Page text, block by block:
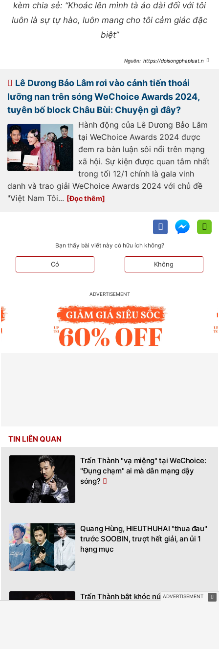
kèm chia sẻ: “Khoác lên mình tà áo dài đối với tôi
luôn là sự tự hào, luôn mang cho tôi cảm giác đặc
biệt”
https://doisongphapluat.ngu
cup-moi-tay-le-duong-bao-lam-
giai-quyet-khung-hoang-con-tran-
Lê Dương Bảo Lâm rơi vào cảnh tiến thoái
lưỡng nan trên sóng WeChoice Awards 2024,
tuyên bố block Châu Bùi: Chuyện gì đây?
Hành động của Lê Dương Bảo Lâm
tại WeChoice Awards 2024 được
đem ra bàn luận sôi nổi trên mạng
xã hội. Sự kiện được quan tâm nhất
trong tối 12/1 chính là gala vinh
danh và trao giải WeChoice Awards 2024 với chủ đề
"Việt Nam Tôi...
Bạn thấy bài viết này có hữu ích không?
Có Không
TIN LIÊN QUAN
Trấn Thành "vạ miệng" tại WeChoice:
"Đụng chạm" ai mà dân mạng dậy
sóng?
Quang Hùng, HIEUTHUHAI "thua đau"
trước SOOBIN, trượt hết giải, an ủi 1
hạng mục
Trấn Thành bật khóc nức nở tại